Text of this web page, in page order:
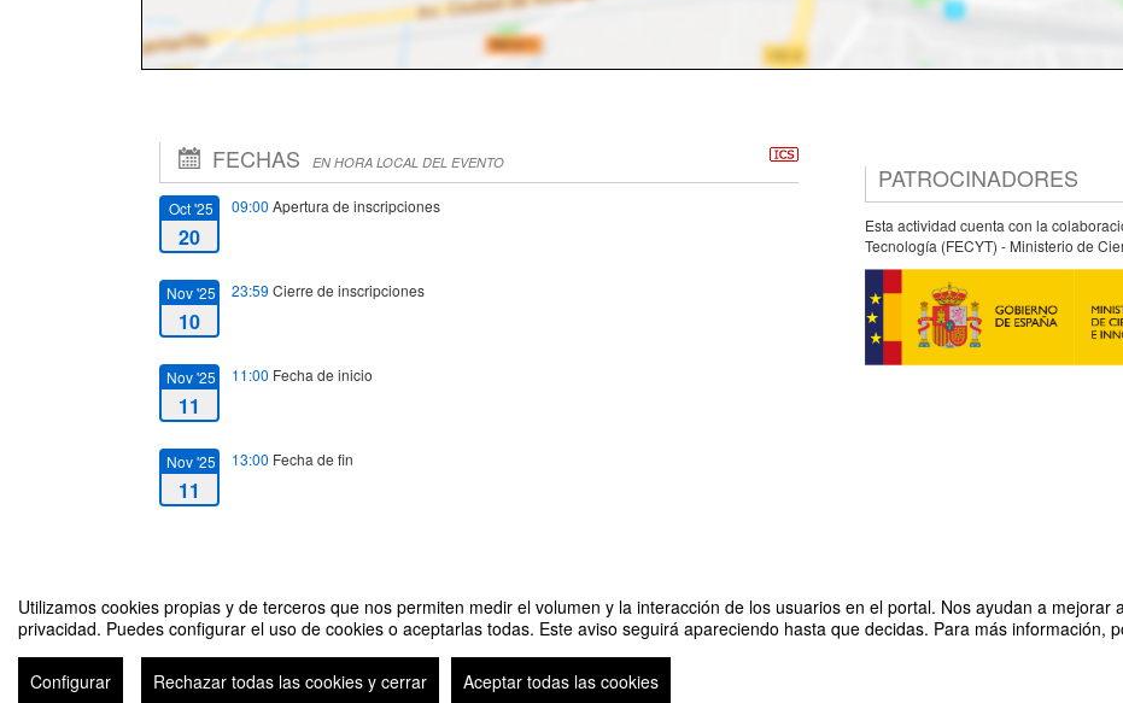
Utilizamos cookies propias y de terceros que nos permiten medir el volumen y la interacción de los usuarios en el portal. Nos ayudan a
privacidad. Puedes configurar el uso de cookies o aceptarlas todas. Este aviso seguirá apareciendo hasta que decidas. Para más información,
Configurar Rechazar todas las cookies y cerrar Aceptar todas las cookies
FECHAS EN HORA LOCAL DEL EVENTO
Oct '25
20
09:00 Apertura de inscripciones
Nov '25
10
23:59 Cierre de inscripciones
Nov '25
11
11:00 Fecha de inicio
Nov '25
11
13:00 Fecha de fin
PATROCINADORES
Esta actividad cuenta con la
Tecnología (FECYT) - Ministerio de
Tangram: Matemáticas que se Tocan Organizado